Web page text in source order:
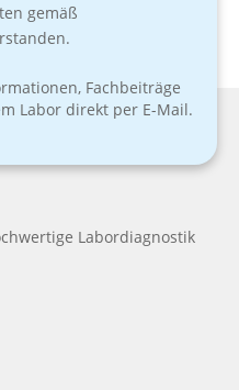
gemäß
Fachbeiträge
Labor direkt per E-Mail.
Labordiagnostik